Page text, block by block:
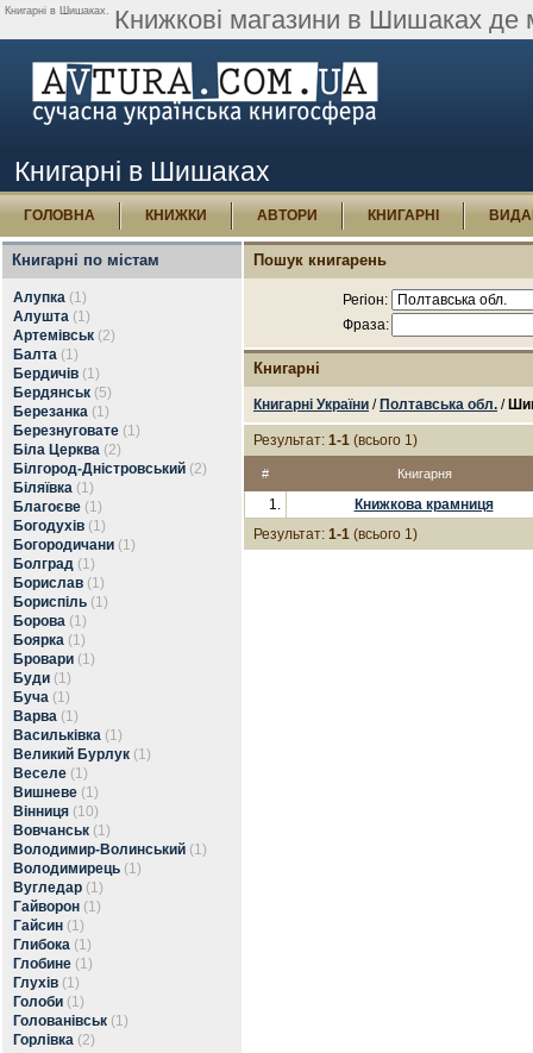
Книгарні в Шишаках. Книжкові магазини в Шишаках де
Книгарні в Шишаках
ГОЛОВНА КНИЖКИ АВТОРИ КНИГАРНІ
Книгарні по містам
Алупка (1)
Алушта (1)
Артемівськ (2)
Балта (1)
Бердичів (1)
Бердянськ (5)
Березанка (1)
Березнуговате (1)
Біла Церква (2)
Білгород-Дністровський (2)
Біляївка (1)
Благоєве (1)
Богодухів (1)
Богородичани (1)
Болград (1)
Борислав (1)
Бориспіль (1)
Борова (1)
Боярка (1)
Бровари (1)
Буди (1)
Буча (1)
Варва (1)
Васильківка (1)
Великий Бурлук (1)
Веселе (1)
Вишневе (1)
Вінниця (10)
Вовчанськ (1)
Володимир-Волинський (1)
Володимирець (1)
Вугледар (1)
Гайворон (1)
Гайсин (1)
Глибока (1)
Глобине (1)
Глухів (1)
Голоби (1)
Голованівськ (1)
Горлівка (2)
Пошук книгарень
Регіон:
Фраза:
Книгарні
Книгарні України / Полтавська обл. /
Результат: 1-1 (всього 1)
# Книгарня
1.
Книжкова крамниця
Результат: 1-1 (всього 1)